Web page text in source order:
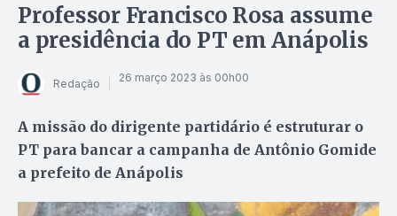
Professor Francisco Rosa assume
a presidência do PT em Anápolis
Redação 26 março 2023 às 00h00
A missão do dirigente partidário é estruturar o
PT para bancar a campanha de Antônio Gomide
a prefeito de Anápolis